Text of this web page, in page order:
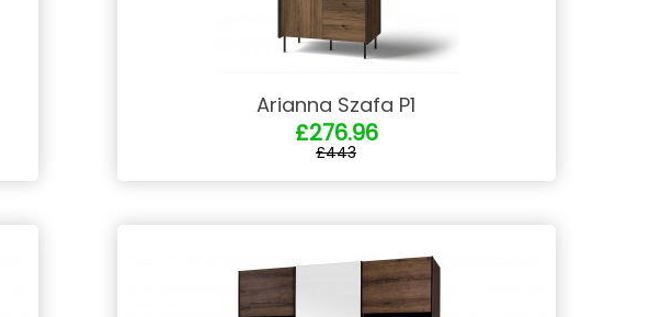
Arianna Szafa P1
£276.96
£443